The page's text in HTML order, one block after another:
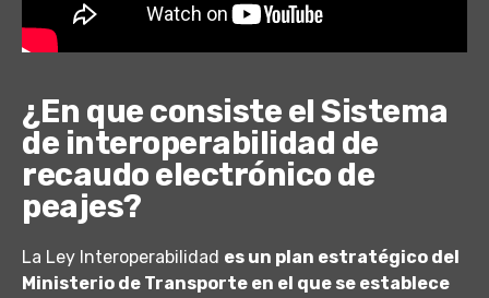
¿En que consiste el Sistema
de interoperabilidad de
recaudo electrónico de
peajes?
La Ley Interoperabilidad es un plan estratégico del
Ministerio de Transporte en el que se establece